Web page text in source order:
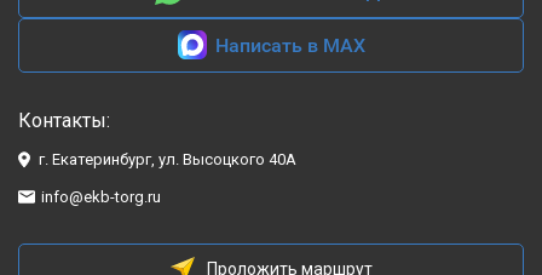
Написать в MAX
Контакты:
г. Екатеринбург, ул. Высоцкого 40А
info@ekb-torg.ru
Проложить маршрут